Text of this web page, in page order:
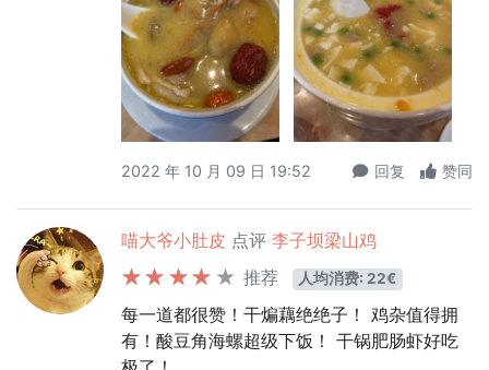
2022 年 10 月 09 日 19:52 回复 赞同
喵大爷小肚皮 点评 李子坝梁山鸡
推荐
人均消费: 22€
每一道都很赞！干煸藕绝绝子！ 鸡杂值得拥
有！酸豆角海螺超级下饭！ 干锅肥肠虾好吃